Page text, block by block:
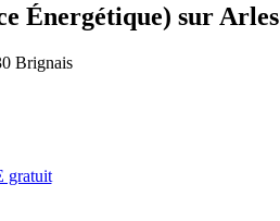
Énergétique) sur Arles
Brignais
gratuit